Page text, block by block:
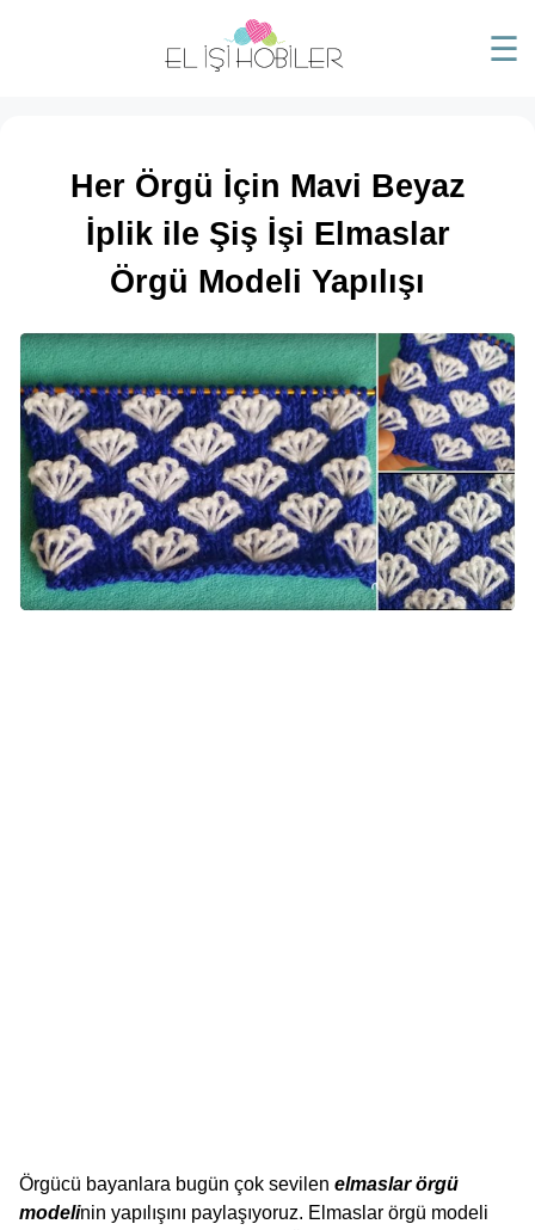
☰
Her Örgü İçin Mavi Beyaz
İplik ile Şiş İşi Elmaslar
Örgü Modeli Yapılışı
Örgücü bayanlara bugün çok sevilen elmaslar örgü
modelinin yapılışını paylaşıyoruz. Elmaslar örgü modeli